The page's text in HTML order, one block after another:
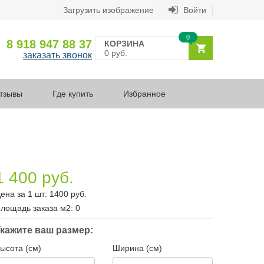
Загрузить изображение Войти
8 918 947 88 37
заказать звонок
КОРЗИНА
0 руб.
0
Где купить Избранное
400 руб.
за 1 шт: 1400 руб.
заказа м2: 0
ваш размер:
(см) Ширина (см)